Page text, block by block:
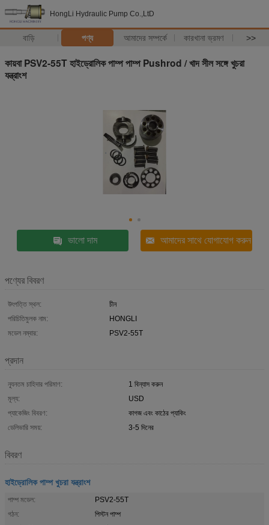
HongLi Hydraulic Pump Co.,LtD
বাড়ি পণ্য আমাদের সম্পর্কে কারখানা ভ্রমণ >>
কায়বা PSV2-55T হাইড্রোলিক পাম্প পাম্প Pushrod / খাদ সীল সঙ্গে খুচরা
যন্ত্রাংশ
ভালো দাম আমাদের সাথে যোগাযোগ করুন
পণ্যের বিবরণ
উৎপত্তি স্থল:
চীন
পরিচিতিমুলক নাম:
HONGLI
মডেল নম্বার:
PSV2-55T
প্রদান
ন্যূনতম চাহিদার পরিমাণ:
1 বিন্যাস করুন
মূল্য:
USD
প্যাকেজিং বিবরণ:
কাগজ এবং কাঠের প্যাকিং
ডেলিভারি সময়:
3-5 দিনের
বিবরণ
হাইড্রোলিক পাম্প খুচরা যন্ত্রাংশ
পাম্প মডেল:
PSV2-55T
গঠন:
পিস্টন পাম্প